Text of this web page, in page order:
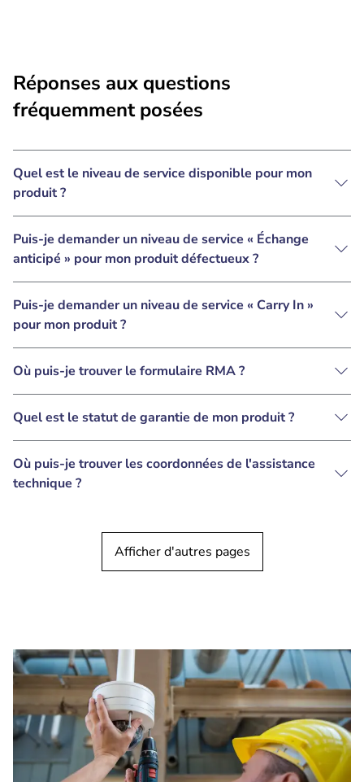
Réponses aux questions
fréquemment posées
Quel est le niveau de service disponible pour mon
produit ?
Puis-je demander un niveau de service « Échange
anticipé » pour mon produit défectueux ?
Puis-je demander un niveau de service « Carry In »
pour mon produit ?
Où puis-je trouver le formulaire RMA ?
Quel est le statut de garantie de mon produit ?
Où puis-je trouver les coordonnées de l'assistance
technique ?
Afficher d'autres pages